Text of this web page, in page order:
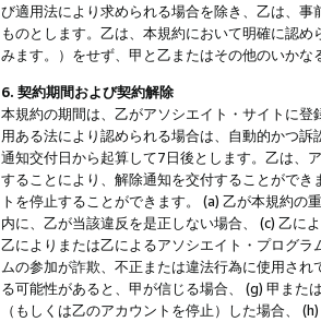
び適用法により求められる場合を除き、乙は、
ものとします。乙は、本規約において明確に認
みます。）をせず、甲と乙またはその他のいかな
6. 契約期間および契約解除
本規約の期間は、乙がアソシエイト・サイトに
用ある法により認められる場合は、自動的かつ
通知交付日から起算して7日後とします。乙は、
することにより、解除通知を交付することがで
トを停止することができます。 (a) 乙が本規約
内に、乙が当該違反を是正しない場合、 (c) 乙に
乙によりまたは乙によるアソシエイト・プログ
ムの参加が詐欺、不正または違法行為に使用さ
る可能性があると、甲が信じる場合、 (g) 甲また
（もしくは乙のアカウントを停止）した場合、